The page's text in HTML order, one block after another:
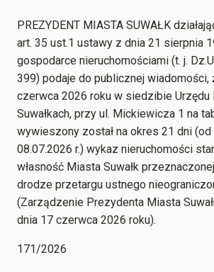
PREZYDENT MIASTA SUWAŁK
art. 35 ust.1 ustawy z dnia 21 sierpnia
gospodarce nieruchomościami (t. j.
399) podaje do publicznej wiadomości,
czerwca 2026 roku w siedzibie
Suwałkach, przy ul. Mickiewicza 1 na
wywieszony został na okres 21 dni (od
08.07.2026 r.) wykaz nieruchomości
własność Miasta Suwałk
drodze przetargu ustnego
(Zarządzenie Prezydenta Miasta
dnia 17 czerwca 2026 roku).
171/2026